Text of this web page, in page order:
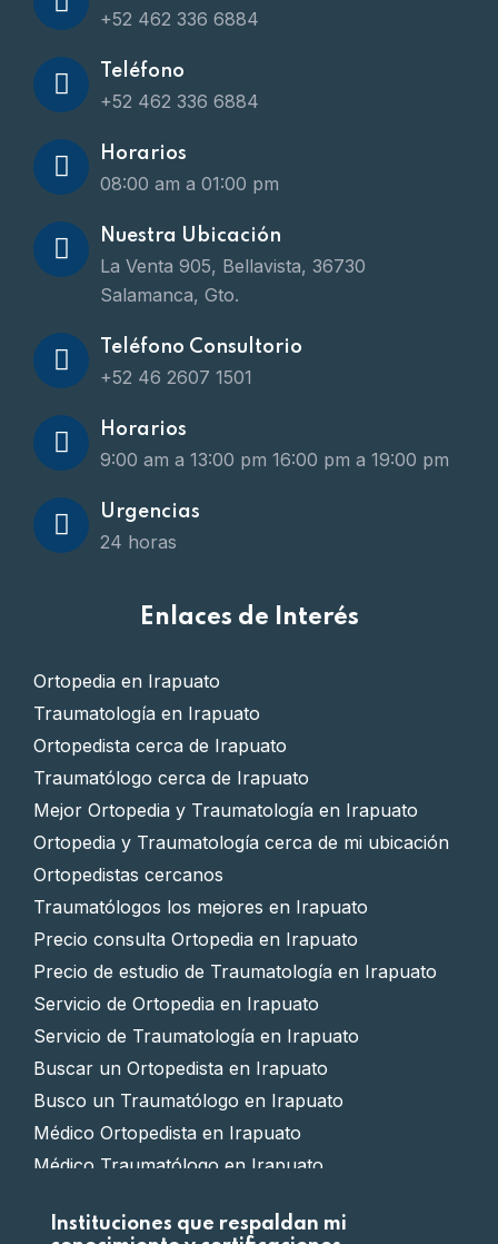
+52 462 336 6884
Teléfono
+52 462 336 6884
Horarios
08:00 am a 01:00 pm
Nuestra Ubicación
La Venta 905, Bellavista, 36730
Salamanca, Gto.
Teléfono Consultorio
+52 46 2607 1501
Horarios
9:00 am a 13:00 pm 16:00 pm a 19:00 pm
Urgencias
24 horas
Enlaces de Interés
Ortopedia en Irapuato
Traumatología en Irapuato
Ortopedista cerca de Irapuato
Traumatólogo cerca de Irapuato
Mejor Ortopedia y Traumatología en Irapuato
Ortopedia y Traumatología cerca de mi ubicación
Ortopedistas cercanos
Traumatólogos los mejores en Irapuato
Precio consulta Ortopedia en Irapuato
Precio de estudio de Traumatología en Irapuato
Servicio de Ortopedia en Irapuato
Servicio de Traumatología en Irapuato
Buscar un Ortopedista en Irapuato
Busco un Traumatólogo en Irapuato
Médico Ortopedista en Irapuato
Médico Traumatólogo en Irapuato
Clínica de Traumatología en Irapuato
Instituciones que respaldan mi